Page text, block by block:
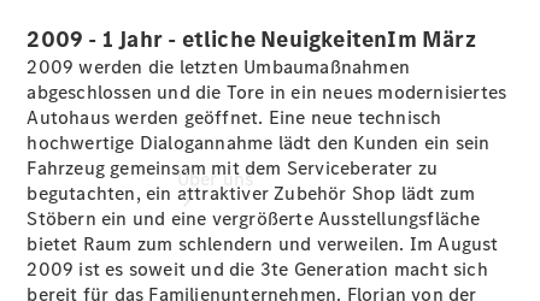
Über uns
2009 - 1 Jahr - etliche NeuigkeitenIm März
2009 werden die letzten Umbaumaßnahmen
abgeschlossen und die Tore in ein neues modernisiertes
Autohaus werden geöffnet. Eine neue technisch
hochwertige Dialogannahme lädt den Kunden ein sein
Fahrzeug gemeinsam mit dem Serviceberater zu
begutachten, ein attraktiver Zubehör Shop lädt zum
Stöbern ein und eine vergrößerte Ausstellungsfläche
bietet Raum zum schlendern und verweilen. Im August
2009 ist es soweit und die 3te Generation macht sich
bereit für das Familienunternehmen. Florian von der